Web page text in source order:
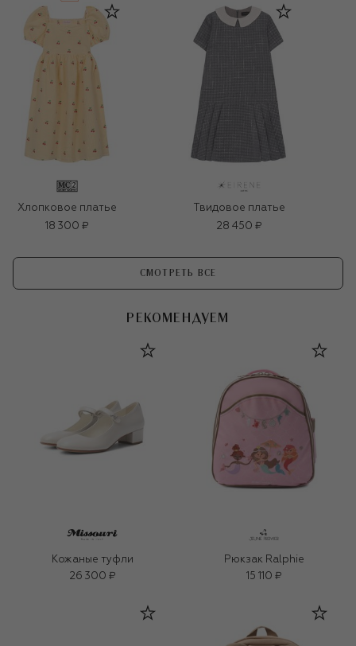
Хлопковое платье
18 300 ₽
Твидовое платье
28 450 ₽
СМОТРЕТЬ ВСЕ
РЕКОМЕНДУЕМ
Кожаные туфли
26 300 ₽
Рюкзак Ralphie
15 110 ₽